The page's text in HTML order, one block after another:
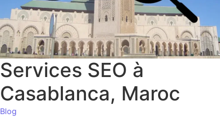
Services SEO à
Casablanca, Maroc
Blog